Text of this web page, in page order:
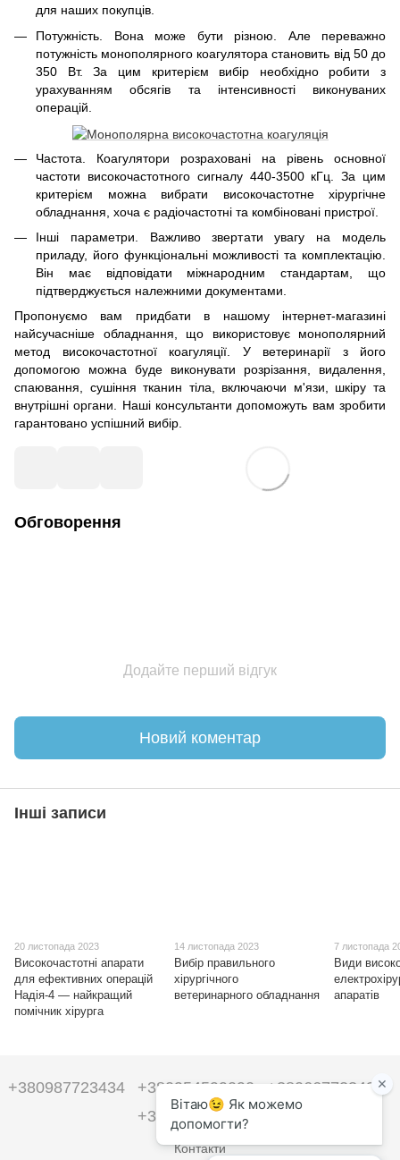
для наших покупців.
Потужність. Вона може бути різною. Але переважно
потужність монополярного коагулятора становить від 50 до
350 Вт. За цим критерієм вибір необхідно робити з
урахуванням обсягів та інтенсивності виконуваних
операцій.
Частота. Коагулятори розраховані на рівень основної
частоти високочастотного сигналу 440-3500 кГц. За цим
критерієм можна вибрати високочастотне хірургічне
обладнання, хоча є радіочастотні та комбіновані пристрої.
Інші параметри. Важливо звертати увагу на модель
приладу, його функціональні можливості та комплектацію.
Він має відповідати міжнародним стандартам, що
підтверджується належними документами.
Пропонуємо вам придбати в нашому інтернет-магазині
найсучасніше обладнання, що використовує монополярний
метод високочастотної коагуляції. У ветеринарії з його
допомогою можна буде виконувати розрізання, видалення,
спаювання, сушіння тканин тіла, включаючи м'язи, шкіру та
внутрішні органи. Наші консультанти допоможуть вам зробити
гарантовано успішний вибір.
Обговорення
Додайте перший відгук
Новий коментар
Інші записи
20 листопада 2023
Високочастотні апарати
для ефективних операцій
Надія-4 — найкращий
помічник хірурга
14 листопада 2023
Вибір правильного
хірургічного
ветеринарного обладнання
7 листопада
Види
апаратів
+380987723434 +380954599090
+380667723434
+380954599090
Контакти